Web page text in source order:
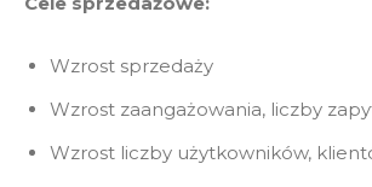
Wzrost sprzedaży
Wzrost zaangażowania, liczby
Wzrost liczby użytkowników,